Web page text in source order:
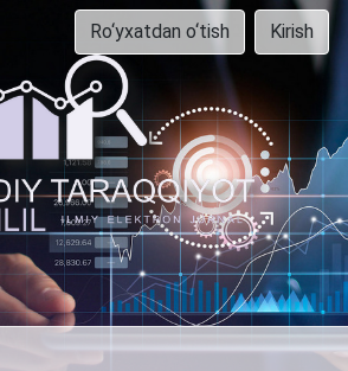
Ro‘yxatdan o‘tish Kirish